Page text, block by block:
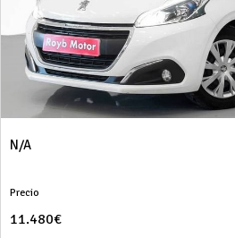
N/A
Precio
11.480€